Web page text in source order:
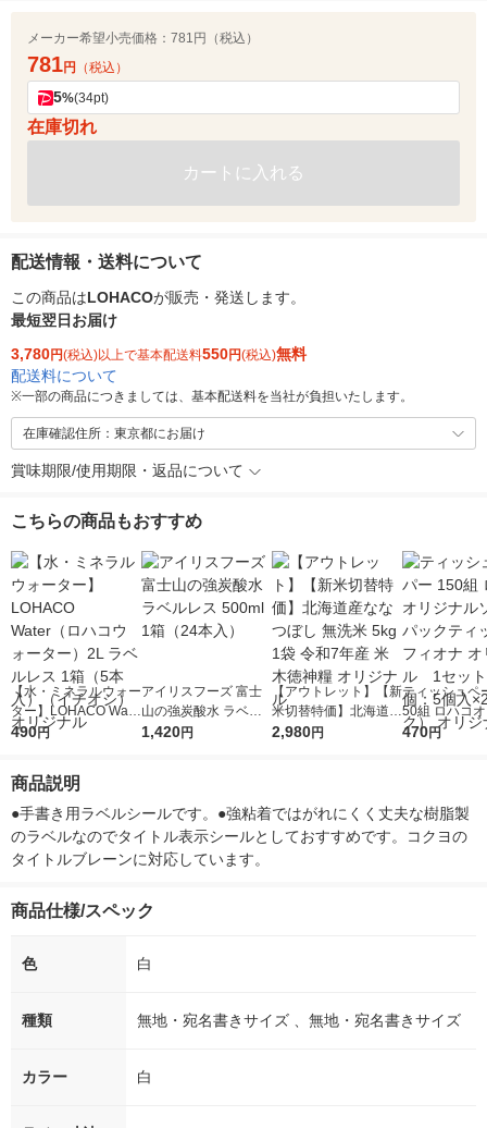
メーカー希望小売価格： 781円（税込）
781円 （税込）
5%(34pt)
在庫切れ
カートに入れる
配送情報・送料について
この商品はLOHACOが販売・発送します。
最短翌日お届け
3,780円(税込)以上で基本配送料550円(税込)無料
配送料について
※一部の商品につきましては、基本配送料を当社が負担いたします。
在庫確認住所：東京都にお届け
賞味期限/使用期限・返品について
こちらの商品もおすすめ
【水・ミネラルウォー
ター】LOHACO Wate
r（ロハコウォータ
シ） オリジナル
490円
アイリスフーズ 富士
山の強炭酸水 ラベル
レス 500ml 1箱（24
1,420円
【アウトレット】【新
米切替特価】北海道産
ななつぼし 無洗米 5k
2,980円
ティッシュペ
50組 ロハコ
ルソフトパッ
オリジナル
470円
商品説明
●手書き用ラベルシールです。●強粘着ではがれにくく丈夫な樹脂製
のラベルなのでタイトル表示シールとしておすすめです。コクヨの
タイトルブレーンに対応しています。
商品仕様/スペック
色 白
種類 無地・宛名書きサイズ 、無地・宛名書きサイズ
カラー 白